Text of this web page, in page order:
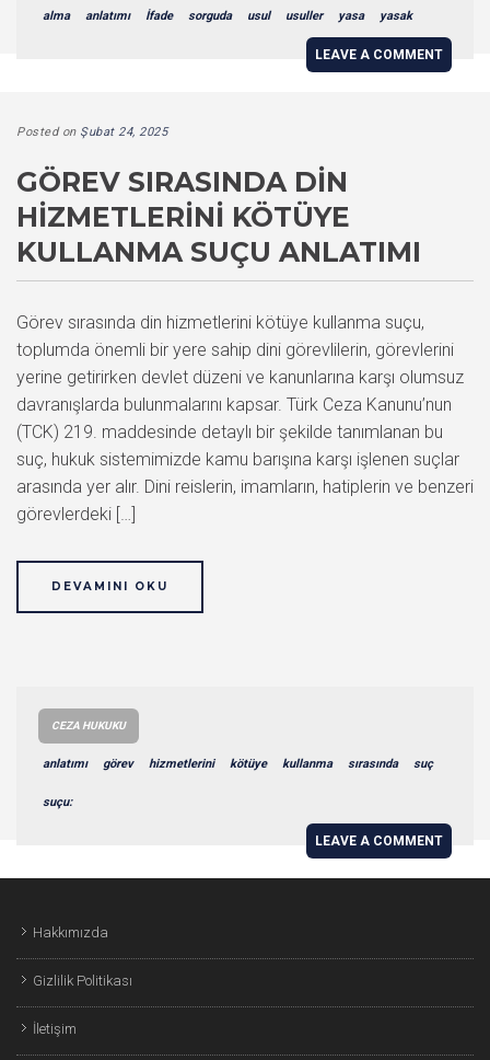
alma anlatımı İfade sorguda usul usuller yasa yasak
LEAVE A COMMENT
Posted on Şubat 24, 2025
GÖREV SIRASINDA DIN
HIZMETLERINI KÖTÜYE
KULLANMA SUÇU ANLATIMI
Görev sırasında din hizmetlerini kötüye kullanma suçu,
toplumda önemli bir yere sahip dini görevlilerin, görevlerini
yerine getirirken devlet düzeni ve kanunlarına karşı olumsuz
davranışlarda bulunmalarını kapsar. Türk Ceza Kanunu’nun
(TCK) 219. maddesinde detaylı bir şekilde tanımlanan bu
suç, hukuk sistemimizde kamu barışına karşı işlenen suçlar
arasında yer alır. Dini reislerin, imamların, hatiplerin ve benzeri
görevlerdeki […]
DEVAMINI OKU
CEZA HUKUKU
anlatımı görev hizmetlerini kötüye kullanma sırasında suç
suçu:
LEAVE A COMMENT
Hakkımızda
Gizlilik Politikası
İletişim